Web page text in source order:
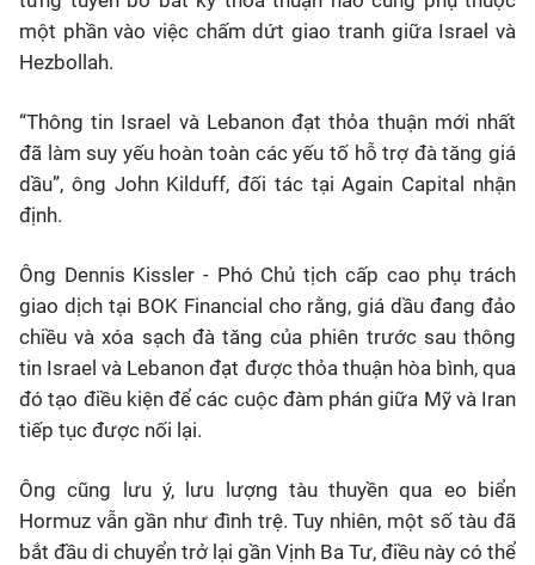
một phần vào việc chấm dứt giao tranh giữa Israel và
Hezbollah.
“Thông tin Israel và Lebanon đạt thỏa thuận mới nhất
đã làm suy yếu hoàn toàn các yếu tố hỗ trợ đà tăng giá
dầu”, ông John Kilduff, đối tác tại Again Capital nhận
định.
Ông Dennis Kissler - Phó Chủ tịch cấp cao phụ trách
giao dịch tại BOK Financial cho rằng, giá dầu đang đảo
chiều và xóa sạch đà tăng của phiên trước sau thông
tin Israel và Lebanon đạt được thỏa thuận hòa bình, qua
đó tạo điều kiện để các cuộc đàm phán giữa Mỹ và Iran
tiếp tục được nối lại.
Ông cũng lưu ý, lưu lượng tàu thuyền qua eo biển
Hormuz vẫn gần như đình trệ. Tuy nhiên, một số tàu đã
bắt đầu di chuyển trở lại gần Vịnh Ba Tư, điều này có thể